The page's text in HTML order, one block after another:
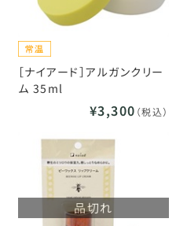
［ナイアード］アルガンクリー
ム 35ml
¥3,300 （税込）
品切れ